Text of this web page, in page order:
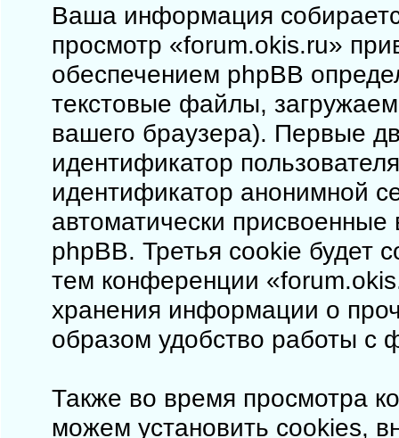
Ваша информация
просмотр «forum.okis.ru»
обеспечением phpBB
текстовые файлы,
вашего браузера). Первые
идентификатор
идентификатор анонимной
автоматически
phpBB. Третья cookie будет
тем конференции
хранения информации о
образом удобство работы с
Также во время просмотра
можем установить cookies,